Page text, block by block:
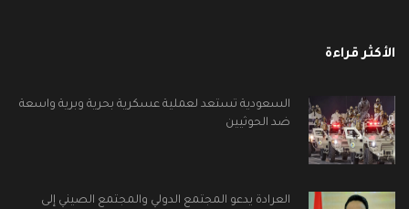
الأكثر قراءة
السعودية تستعد لعملية عسكرية بحرية وبرية واسعة
ضد الحوثيين
العرادة يدعو المجتمع الدولي والمجتمع الصيني إلى